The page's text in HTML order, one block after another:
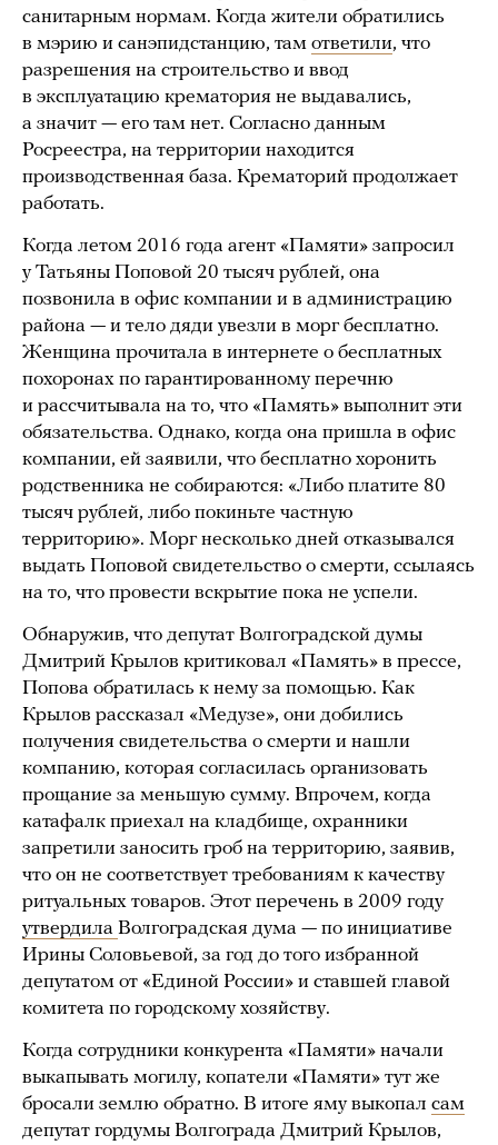
санитарным нормам. Когда жители обратились
в мэрию и санэпидстанцию, там ответили, что
разрешения на строительство и ввод
в эксплуатацию крематория не выдавались,
а значит — его там нет. Согласно данным
Росреестра, на территории находится
производственная база. Крематорий продолжает
работать.
Когда летом 2016 года агент «Памяти» запросил
у Татьяны Поповой 20 тысяч рублей, она
позвонила в офис компании и в администрацию
района — и тело дяди увезли в морг бесплатно.
Женщина прочитала в интернете о бесплатных
похоронах по гарантированному перечню
и рассчитывала на то, что «Память» выполнит эти
обязательства. Однако, когда она пришла в офис
компании, ей заявили, что бесплатно хоронить
родственника не собираются: «Либо платите 80
тысяч рублей, либо покиньте частную
территорию». Морг несколько дней отказывался
выдать Поповой свидетельство о смерти, ссылаясь
на то, что провести вскрытие пока не успели.
Обнаружив, что депутат Волгоградской думы
Дмитрий Крылов критиковал «Память» в прессе,
Попова обратилась к нему за помощью. Как
Крылов рассказал «Медузе», они добились
получения свидетельства о смерти и нашли
компанию, которая согласилась организовать
прощание за меньшую сумму. Впрочем, когда
катафалк приехал на кладбище, охранники
запретили заносить гроб на территорию, заявив,
что он не соответствует требованиям к качеству
ритуальных товаров. Этот перечень в 2009 году
утвердила Волгоградская дума — по инициативе
Ирины Соловьевой, за год до того избранной
депутатом от «Единой России» и ставшей главой
комитета по городскому хозяйству.
Когда сотрудники конкурента «Памяти» начали
выкапывать могилу, копатели «Памяти» тут же
бросали землю обратно. В итоге яму выкопал сам
депутат гордумы Волгограда Дмитрий Крылов,